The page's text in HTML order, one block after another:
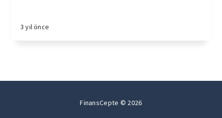
3 yıl önce
FinansCepte © 2026